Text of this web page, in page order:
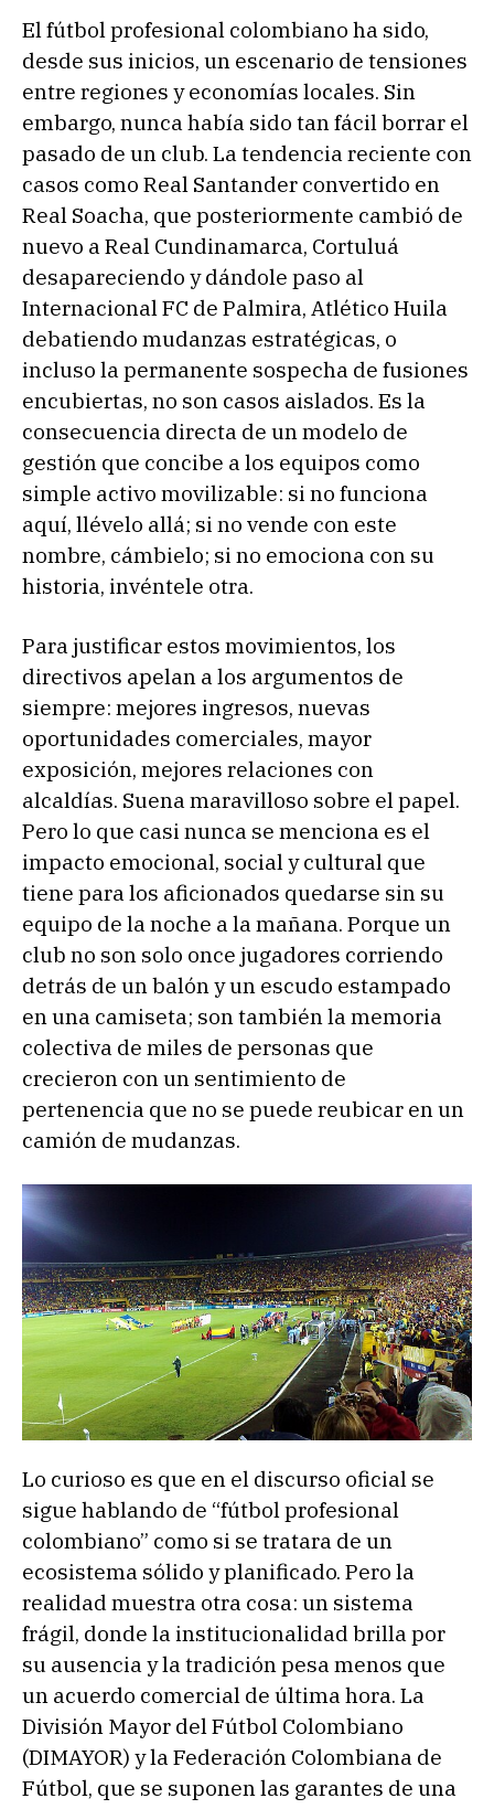
El fútbol profesional colombiano ha sido,
desde sus inicios, un escenario de tensiones
entre regiones y economías locales. Sin
embargo, nunca había sido tan fácil borrar el
pasado de un club. La tendencia reciente con
casos como Real Santander convertido en
Real Soacha, que posteriormente cambió de
nuevo a Real Cundinamarca, Cortuluá
desapareciendo y dándole paso al
Internacional FC de Palmira, Atlético Huila
debatiendo mudanzas estratégicas, o
incluso la permanente sospecha de fusiones
encubiertas, no son casos aislados. Es la
consecuencia directa de un modelo de
gestión que concibe a los equipos como
simple activo movilizable: si no funciona
aquí, llévelo allá; si no vende con este
nombre, cámbielo; si no emociona con su
historia, invéntele otra.
Para justificar estos movimientos, los
directivos apelan a los argumentos de
siempre: mejores ingresos, nuevas
oportunidades comerciales, mayor
exposición, mejores relaciones con
alcaldías. Suena maravilloso sobre el papel.
Pero lo que casi nunca se menciona es el
impacto emocional, social y cultural que
tiene para los aficionados quedarse sin su
equipo de la noche a la mañana. Porque un
club no son solo once jugadores corriendo
detrás de un balón y un escudo estampado
en una camiseta; son también la memoria
colectiva de miles de personas que
crecieron con un sentimiento de
pertenencia que no se puede reubicar en un
camión de mudanzas.
Lo curioso es que en el discurso oficial se
sigue hablando de “fútbol profesional
colombiano” como si se tratara de un
ecosistema sólido y planificado. Pero la
realidad muestra otra cosa: un sistema
frágil, donde la institucionalidad brilla por
su ausencia y la tradición pesa menos que
un acuerdo comercial de última hora. La
División Mayor del Fútbol Colombiano
(DIMAYOR) y la Federación Colombiana de
Fútbol, que se suponen las garantes de una